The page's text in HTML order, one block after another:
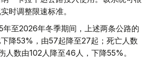
时调整限速标准。
年至2026年冬季期间，上述两条公路的
降53%，由57起降至27起；死亡人数
人数由102人降至46人，下降55%。